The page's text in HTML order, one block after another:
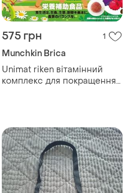
575 грн 1
Munchkin Brica
Unimat riken вітамінний
комплекс для покращення